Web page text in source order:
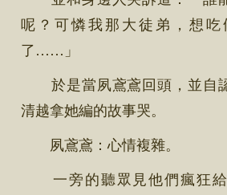
呢？可憐我那大徒弟，想
了……」
於是當夙鳶鳶回頭，並自
清越拿她編的故事哭。
夙鳶鳶：心情複雜。
一旁的聽眾見他們瘋狂給